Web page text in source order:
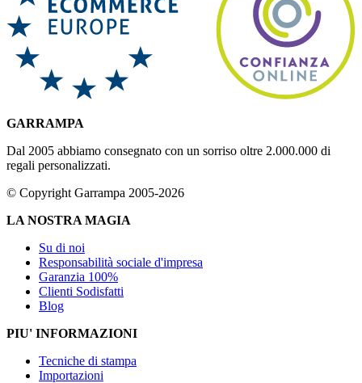
GARRAMPA
Dal 2005 abbiamo consegnato con un sorriso oltre 2.000.000 di
regali personalizzati.
© Copyright Garrampa 2005-2026
LA NOSTRA MAGIA
Su di noi
Responsabilità sociale d'impresa
Garanzia 100%
Clienti Sodisfatti
Blog
PIU' INFORMAZIONI
Tecniche di stampa
Importazioni